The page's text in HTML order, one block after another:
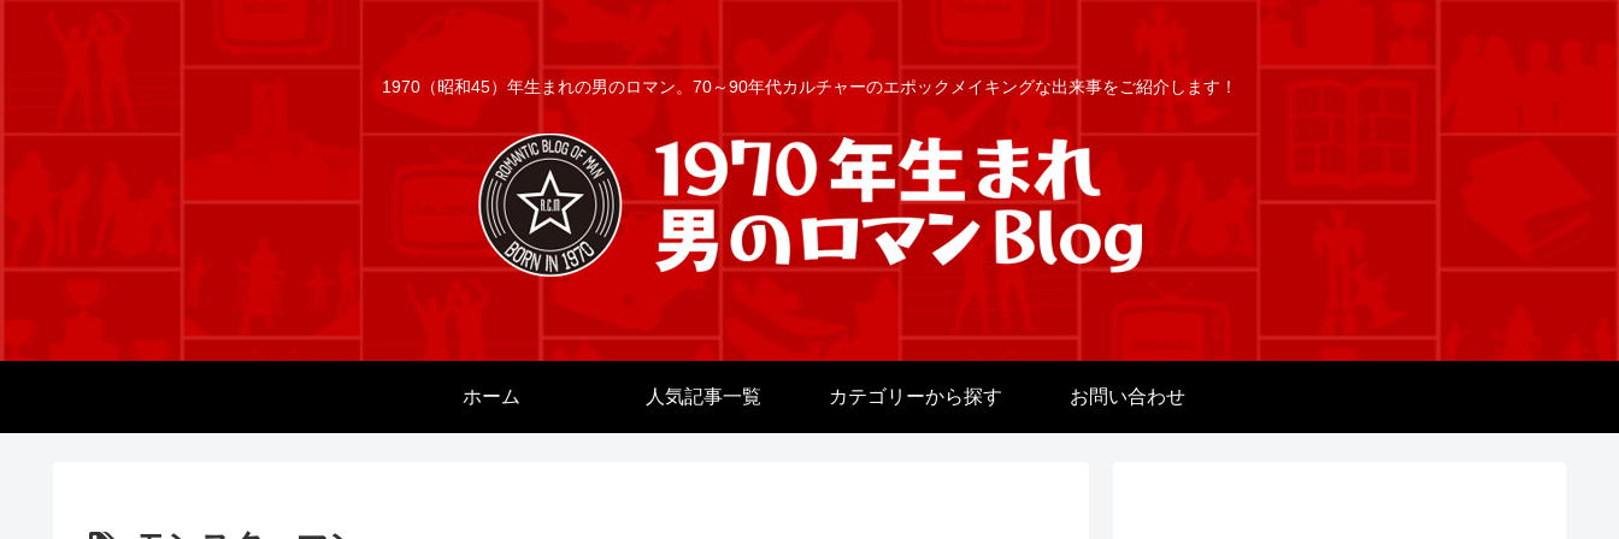
1970（昭和45）年生まれの男のロマン。70～90年代カルチャーのエポックメイキングな出来事をご紹介します！
ホーム 人気記事一覧 カテゴリーから探す お問い合わせ